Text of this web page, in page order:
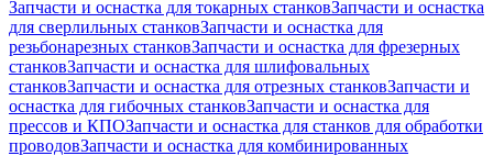
Запчасти и оснастка для токарных станковЗапчасти и оснастка
для сверлильных станковЗапчасти и оснастка для
резьбонарезных станковЗапчасти и оснастка для фрезерных
станковЗапчасти и оснастка для шлифовальных
станковЗапчасти и оснастка для отрезных станковЗапчасти и
оснастка для гибочных станковЗапчасти и оснастка для
прессов и КПОЗапчасти и оснастка для станков для обработки
проводовЗапчасти и оснастка для комбинированных